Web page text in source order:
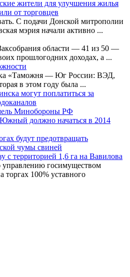
жители для улучшения жилья
от торговцев
С подачи Донской митрополии
мэрия начали активно ...
области — 41 из 50 —
прошлогодних доходах, а ...
«Таможня — Юг России: ВЭД,
в этом году была ...
могут поплатиться за
Минобороны РФ
Южный должно начаться в 2014
будут предотвращать
чумы свиней
с территорией 1,6 га на Вавилова
управлению госимуществом
торгах 100% уставного